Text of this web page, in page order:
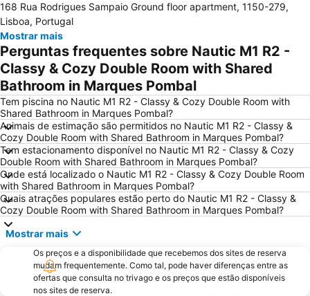
Praias de Santa Cruz
Baixa de Lisboa
Parque Eduardo VII
Praia das Azenhas do Mar
Estação de Caminhos de Ferro de Sete Rios
Belém
Avenida da Liberdade
da Figueirinha
Marquês de Pombal
Estádio do Restelo
Praia das Maçãs
Fonte da Telha
Praia Tróia Mar
Praia da Ericeira
Parque Natural da Arrabida
Campo Grande
Lagoa de Albufeira
do Ouro Sesimbra
Tróia Beach
Alcântara
Oceanário de Lisboa
Praia da Caparica
Fundaçao Champalimaud
Alvalade
Praça do Rossio
Gare do Oriente
Centro Comercial Vasco da Gama
168 Rua Rodrigues Sampaio Ground floor apartment, 1150-279,
Lisboa, Portugal
Mostrar mais
Perguntas frequentes sobre Nautic M1 R2 -
Classy & Cozy Double Room with Shared
Bathroom in Marques Pombal
Tem piscina no Nautic M1 R2 - Classy & Cozy Double Room with
Shared Bathroom in Marques Pombal?
Animais de estimação são permitidos no Nautic M1 R2 - Classy &
Cozy Double Room with Shared Bathroom in Marques Pombal?
Tem estacionamento disponível no Nautic M1 R2 - Classy & Cozy
Double Room with Shared Bathroom in Marques Pombal?
Onde está localizado o Nautic M1 R2 - Classy & Cozy Double Room
with Shared Bathroom in Marques Pombal?
Quais atrações populares estão perto do Nautic M1 R2 - Classy &
Cozy Double Room with Shared Bathroom in Marques Pombal?
Mostrar mais
Os preços e a disponibilidade que recebemos dos sites de reserva
mudam frequentemente. Como tal, pode haver diferenças entre as
ofertas que consulta no trivago e os preços que estão disponíveis
nos sites de reserva.